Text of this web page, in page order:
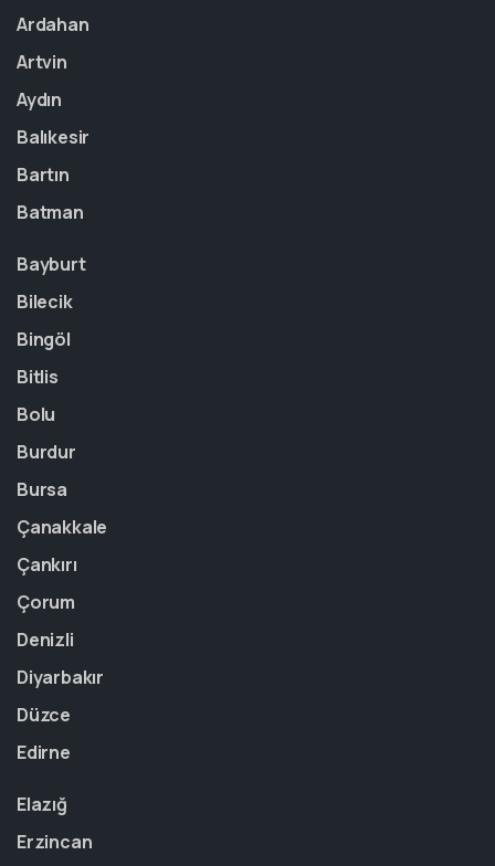
Ardahan
Artvin
Aydın
Balıkesir
Bartın
Batman
Bayburt
Bilecik
Bingöl
Bitlis
Bolu
Burdur
Bursa
Çanakkale
Çankırı
Çorum
Denizli
Diyarbakır
Düzce
Edirne
Elazığ
Erzincan